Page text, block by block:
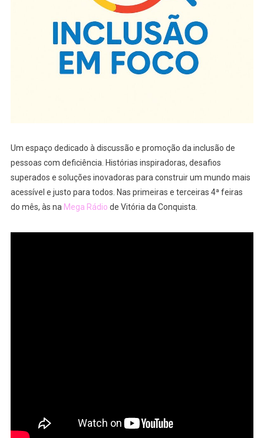
Um espaço dedicado à discussão e promoção da inclusão de
pessoas com deficiência. Histórias inspiradoras, desafios
superados e soluções inovadoras para construir um mundo mais
acessível e justo para todos. Nas primeiras e terceiras 4ª feiras
do mês, às na Mega Rádio de Vitória da Conquista.